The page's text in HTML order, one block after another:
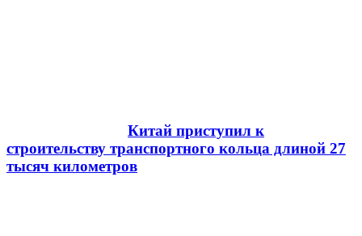
Китай приступил к
строительству транспортного кольца длиной 27
тысяч километров